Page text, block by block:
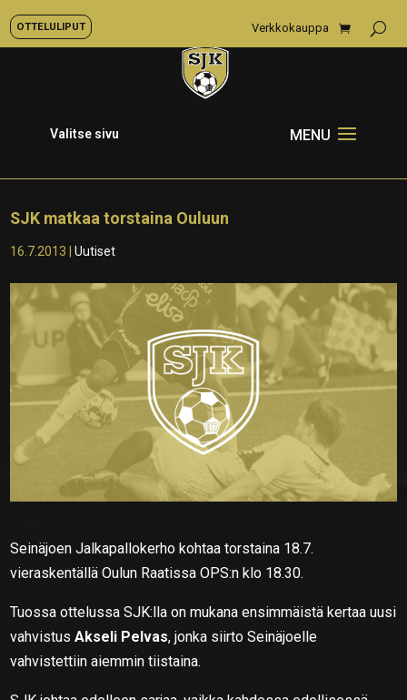
OTTELULIPUT Verkkokauppa
Valitse sivu
SJK matkaa torstaina Ouluun
16.7.2013 |Uutiset
Seinäjoen Jalkapallokerho kohtaa torstaina 18.7.
vieraskentällä Oulun Raatissa OPS:n klo 18.30.
Tuossa ottelussa SJK:lla on mukana ensimmäistä kertaa uusi
vahvistusAkseli Pelvas, jonka siirto Seinäjoelle
vahvistettiin aiemmin tiistaina.